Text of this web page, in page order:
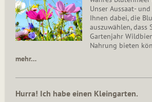
Unser Aussaat-
Ihnen dabei, die
auszuwählen, dass
Gartenjahr
Nahrung bieten
mehr…
Hurra! Ich habe einen Kleingarten.